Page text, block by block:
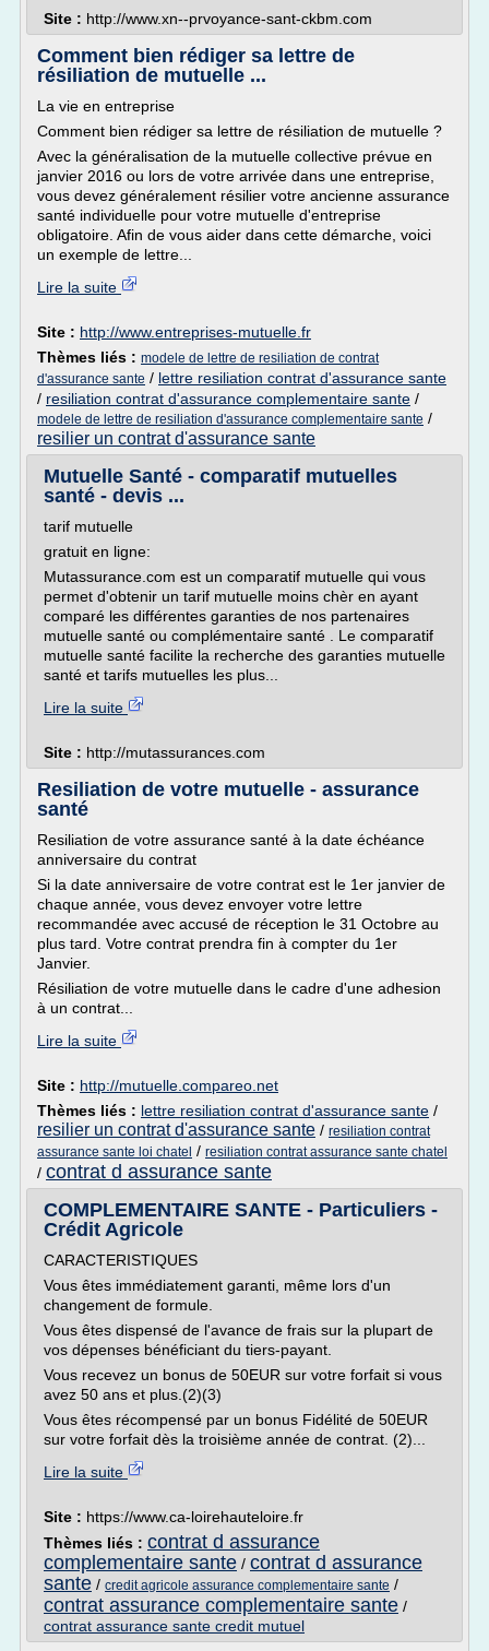
Site : http://www.xn--prvoyance-sant-ckbm.com
Comment bien rédiger sa lettre de
résiliation de mutuelle ...
La vie en entreprise
Comment bien rédiger sa lettre de résiliation de mutuelle ?
Avec la généralisation de la mutuelle collective prévue en
janvier 2016 ou lors de votre arrivée dans une entreprise,
vous devez généralement résilier votre ancienne assurance
santé individuelle pour votre mutuelle d'entreprise
obligatoire. Afin de vous aider dans cette démarche, voici
un exemple de lettre...
Lire la suite
Site : http://www.entreprises-mutuelle.fr
Thèmes liés : modele de lettre de resiliation de contrat
d'assurance sante / lettre resiliation contrat d'assurance sante
/ resiliation contrat d'assurance complementaire sante /
modele de lettre de resiliation d'assurance complementaire sante /
resilier un contrat d'assurance sante
Mutuelle Santé - comparatif mutuelles
santé - devis ...
tarif mutuelle
gratuit en ligne:
Mutassurance.com est un comparatif mutuelle qui vous
permet d'obtenir un tarif mutuelle moins chèr en ayant
comparé les différentes garanties de nos partenaires
mutuelle santé ou complémentaire santé . Le comparatif
mutuelle santé facilite la recherche des garanties mutuelle
santé et tarifs mutuelles les plus...
Lire la suite
Site : http://mutassurances.com
Resiliation de votre mutuelle - assurance
santé
Resiliation de votre assurance santé à la date échéance
anniversaire du contrat
Si la date anniversaire de votre contrat est le 1er janvier de
chaque année, vous devez envoyer votre lettre
recommandée avec accusé de réception le 31 Octobre au
plus tard. Votre contrat prendra fin à compter du 1er
Janvier.
Résiliation de votre mutuelle dans le cadre d'une adhesion
à un contrat...
Lire la suite
Site : http://mutuelle.compareo.net
Thèmes liés : lettre resiliation contrat d'assurance sante /
resilier un contrat d'assurance sante / resiliation contrat
assurance sante loi chatel / resiliation contrat assurance sante chatel
/ contrat d assurance sante
COMPLEMENTAIRE SANTE - Particuliers -
Crédit Agricole
CARACTERISTIQUES
Vous êtes immédiatement garanti, même lors d'un
changement de formule.
Vous êtes dispensé de l'avance de frais sur la plupart de
vos dépenses bénéficiant du tiers-payant.
Vous recevez un bonus de 50EUR sur votre forfait si vous
avez 50 ans et plus.(2)(3)
Vous êtes récompensé par un bonus Fidélité de 50EUR
sur votre forfait dès la troisième année de contrat. (2)...
Lire la suite
Site : https://www.ca-loirehauteloire.fr
Thèmes liés : contrat d assurance
complementaire sante / contrat d assurance
sante / credit agricole assurance complementaire sante /
contrat assurance complementaire sante /
contrat assurance sante credit mutuel